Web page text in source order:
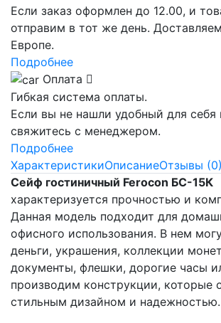
Если заказ оформлен до 12.00, и
отправим в тот же день.
Европе.
Подробнее
Оплата
Гибкая система оплаты.
Если вы не нашли удобный для себя
свяжитесь с менеджером.
Подробнее
ХарактеристикиОписаниеОтзывы (0)
Сейф гостиничный Ferocon БС-15К
характеризуется прочностью и
Данная модель подходит для
офисного использования. В нем
деньги, украшения, коллекции
документы, флешки, дорогие часы
производим конструкции, которые
стильным дизайном и